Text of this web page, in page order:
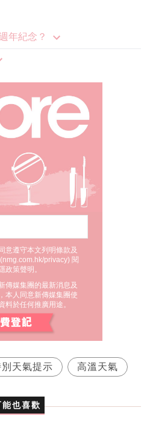
年紀念？
意遵守本文列明條款及
nmg.com.hk/privacy) 閱
政策聲明。
傳媒集團的最新消息及
本人同意新傳媒集團使
料於任何推廣用途。
別天氣提示 高溫天氣
能也喜歡